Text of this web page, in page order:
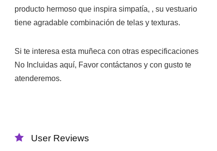
producto hermoso que inspira simpatía, , su vestuario
tiene agradable combinación de telas y texturas.
Si te interesa esta muñeca con otras especificaciones
No Incluidas aquí, Favor contáctanos y con gusto te
atenderemos.
User Reviews